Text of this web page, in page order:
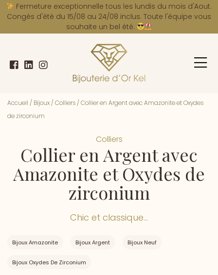
Fermeture exceptionnelle tous les lundis du mois d'Aout.
Congés d'été du 15/08 au 24/08 inclus. Toute l'équipe vous
souhaite un bel été.
Accueil / Bijoux / Colliers / Collier en Argent avec Amazonite et Oxydes
de zirconium
Colliers
Collier en Argent avec
Amazonite et Oxydes de
zirconium
Chic et classique...
Bijoux Amazonite Bijoux Argent Bijoux Neuf
Bijoux Oxydes De Zirconium